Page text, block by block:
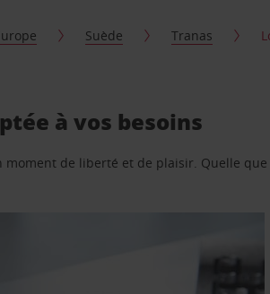
Suède Tranas
à vos besoins
de liberté et de plaisir. Quelle